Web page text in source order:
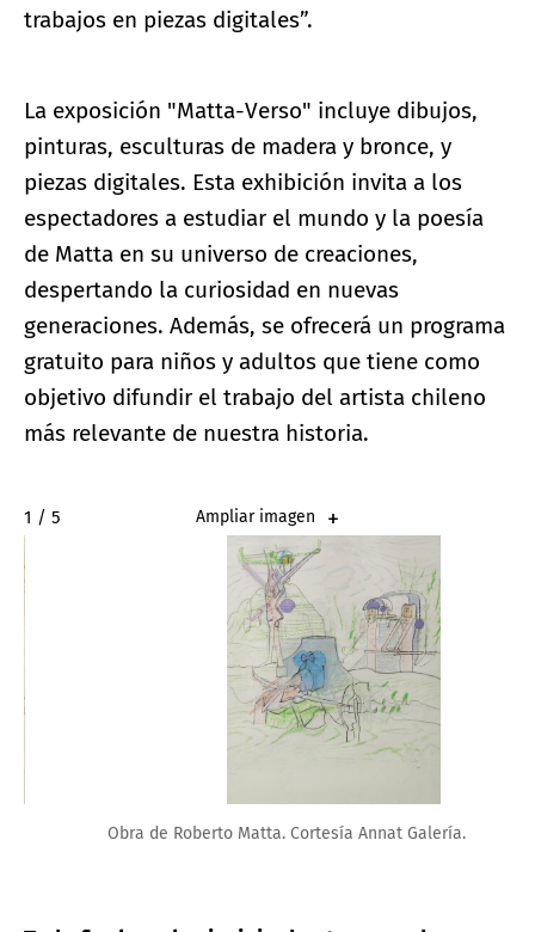
trabajos en piezas digitales”.
La exposición "Matta-Verso" incluye dibujos,
pinturas, esculturas de madera y bronce, y
piezas digitales. Esta exhibición invita a los
espectadores a estudiar el mundo y la poesía
de Matta en su universo de creaciones,
despertando la curiosidad en nuevas
generaciones. Además, se ofrecerá un programa
gratuito para niños y adultos que tiene como
objetivo difundir el trabajo del artista chileno
más relevante de nuestra historia.
2 / 5 Ampliar imagen
Obra de Roberto Matta. Cortesía Annat Galería.